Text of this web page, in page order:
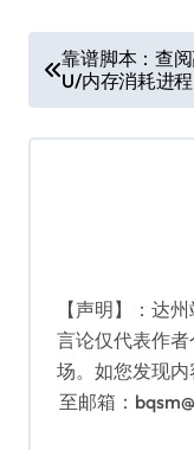
章
导
靠谱脚本：查
U/内存消耗进程
【声明】：达
言论仅代表作
场。如您发现
至邮箱：